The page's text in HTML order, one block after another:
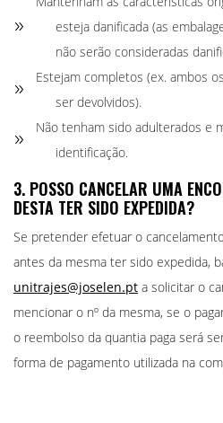
esteja danificada (as
não serão consideradas
Estejam completos (ex. ambos
ser devolvidos).
Não tenham sido adulterados e
identificação.
3. POSSO CANCELAR UMA
DESTA TER SIDO EXPEDIDA?
Se pretender efetuar o
antes da mesma ter sido expedida,
unitrajes@joselen.pt a solicitar o
mencionar o nº da mesma, se o
o reembolso da quantia paga será
forma de pagamento utilizada na